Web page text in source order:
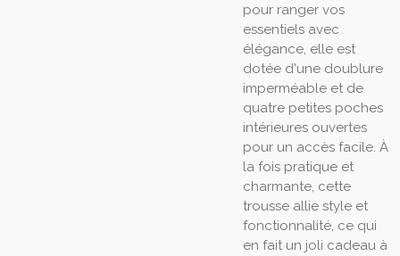
pour ranger vos
essentiels avec
élégance, elle est
dotée d'une doublure
imperméable et de
quatre petites poches
intérieures ouvertes
pour un accès facile. À
la fois pratique et
charmante, cette
trousse allie style et
fonctionnalité, ce qui
en fait un joli cadeau à